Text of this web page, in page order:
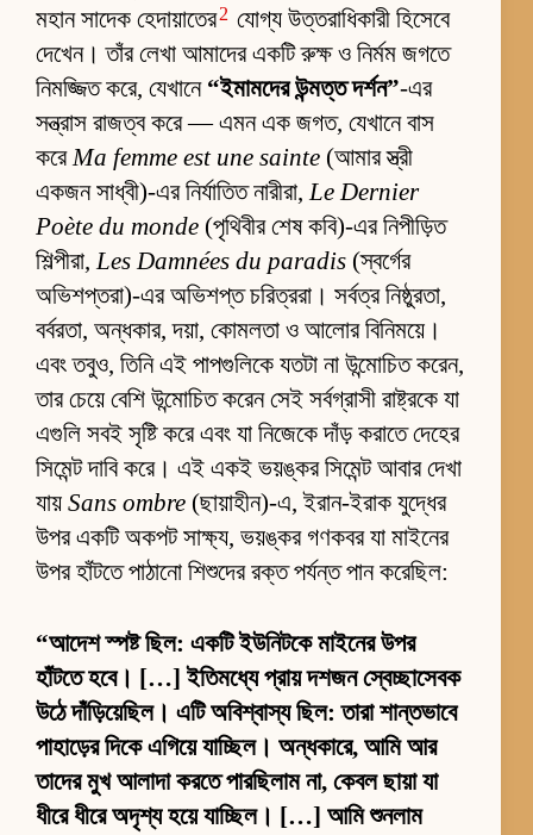
মহান সাদেক হেদায়াতের2 যোগ্য উত্তরাধিকারী হিসেবে
দেখেন। তাঁর লেখা আমাদের একটি রুক্ষ ও নির্মম জগতে
নিমজ্জিত করে, যেখানে “ইমামদের উন্মত্ত দর্শন”-এর
সন্ত্রাস রাজত্ব করে — এমন এক জগত, যেখানে বাস
করে Ma femme est une sainte (আমার স্ত্রী
একজন সাধ্বী)-এর নির্যাতিত নারীরা, Le Dernier
Poète du monde (পৃথিবীর শেষ কবি)-এর নিপীড়িত
শিল্পীরা, Les Damnées du paradis (স্বর্গের
অভিশপ্তরা)-এর অভিশপ্ত চরিত্ররা। সর্বত্র নিষ্ঠুরতা,
বর্বরতা, অন্ধকার, দয়া, কোমলতা ও আলোর বিনিময়ে।
এবং তবুও, তিনি এই পাপগুলিকে যতটা না উন্মোচিত করেন,
তার চেয়ে বেশি উন্মোচিত করেন সেই সর্বগ্রাসী রাষ্ট্রকে যা
এগুলি সবই সৃষ্টি করে এবং যা নিজেকে দাঁড় করাতে দেহের
সিমেন্ট দাবি করে। এই একই ভয়ঙ্কর সিমেন্ট আবার দেখা
যায় Sans ombre (ছায়াহীন)-এ, ইরান-ইরাক যুদ্ধের
উপর একটি অকপট সাক্ষ্য, ভয়ঙ্কর গণকবর যা মাইনের
উপর হাঁটতে পাঠানো শিশুদের রক্ত পর্যন্ত পান করেছিল:
“আদেশ স্পষ্ট ছিল: একটি ইউনিটকে মাইনের উপর
হাঁটতে হবে। […] ইতিমধ্যে প্রায় দশজন স্বেচ্ছাসেবক
উঠে দাঁড়িয়েছিল। এটি অবিশ্বাস্য ছিল: তারা শান্তভাবে
পাহাড়ের দিকে এগিয়ে যাচ্ছিল। অন্ধকারে, আমি আর
তাদের মুখ আলাদা করতে পারছিলাম না, কেবল ছায়া যা
ধীরে ধীরে অদৃশ্য হয়ে যাচ্ছিল। […] আমি শুনলাম